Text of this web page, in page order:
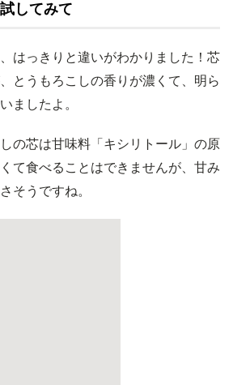
してみて
はっきりと違いがわかりました！芯
とうもろこしの香りが濃くて、明ら
ましたよ。
の芯は甘味料「キシリトール」の原
て食べることはできませんが、甘み
そうですね。